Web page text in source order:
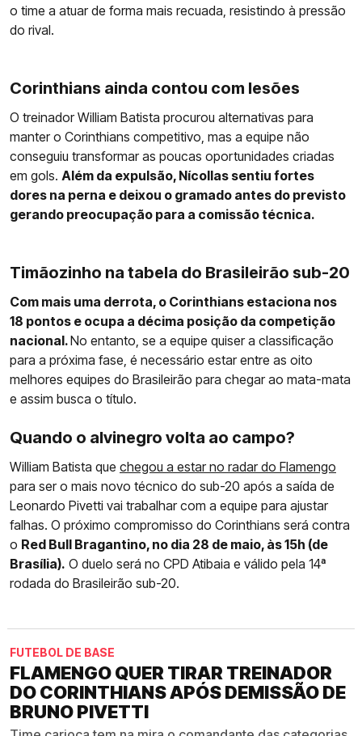
o time a atuar de forma mais recuada, resistindo à pressão
do rival.
Corinthians ainda contou com lesões
O treinador William Batista procurou alternativas para
manter o Corinthians competitivo, mas a equipe não
conseguiu transformar as poucas oportunidades criadas
em gols. Além da expulsão, Nícollas sentiu fortes
dores na perna e deixou o gramado antes do previsto
gerando preocupação para a comissão técnica.
Timãozinho na tabela do Brasileirão sub-20
Com mais uma derrota, o Corinthians estaciona nos
18 pontos e ocupa a décima posição da competição
nacional.No entanto, se a equipe quiser a classificação
para a próxima fase, é necessário estar entre as oito
melhores equipes do Brasileirão para chegar ao mata-mata
e assim busca o título.
Quando o alvinegro volta ao campo?
William Batista que chegou a estar no radar do Flamengo
para ser o mais novo técnico do sub-20 após a saída de
Leonardo Pivetti vai trabalhar com a equipe para ajustar
falhas. O próximo compromisso do Corinthians será contra
o Red Bull Bragantino, no dia 28 de maio, às 15h (de
Brasília). O duelo será no CPD Atibaia e válido pela 14ª
rodada do Brasileirão sub-20.
FUTEBOL DE BASE
FLAMENGO QUER TIRAR TREINADOR
DO CORINTHIANS APÓS DEMISSÃO DE
BRUNO PIVETTI